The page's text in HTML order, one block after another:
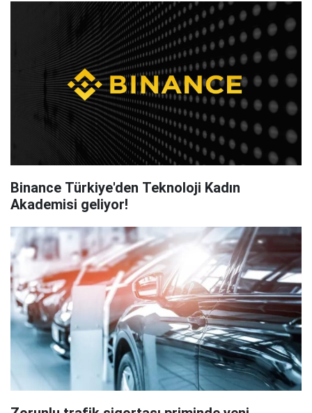
Binance Türkiye'den Teknoloji Kadın
Akademisi geliyor!